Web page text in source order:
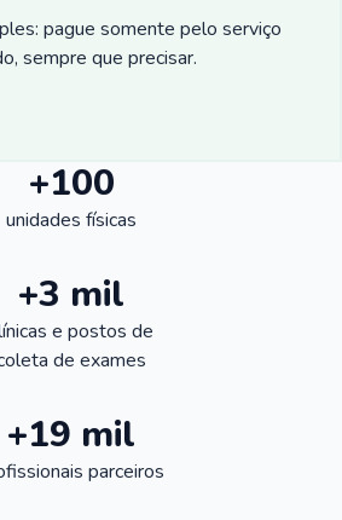
pague somente pelo serviço
sempre que precisar.
+100
unidades físicas
+3 mil
e postos de
de exames
+19 mil
parceiros